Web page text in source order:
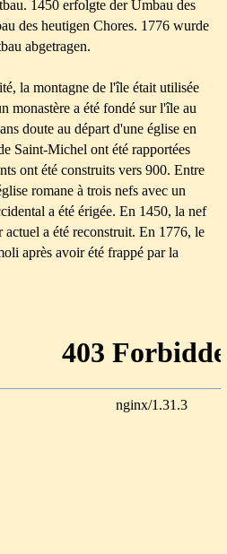
1450 erfolgte der Umbau des
des heutigen Chores. 1776 wurde
abgetragen.
la montagne de l'île était utilisée
monastère a été fondé sur l'île au
doute au départ d'une église en
Saint-Michel ont été rapportées
ont été construits vers 900. Entre
romane à trois nefs avec un
a été érigée. En 1450, la nef
actuel a été reconstruit. En 1776, le
après avoir été frappé par la